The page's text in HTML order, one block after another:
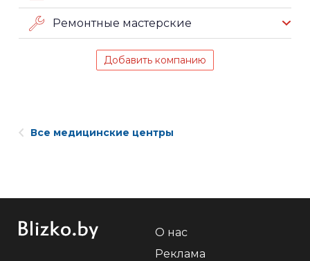
Ремонтные мастерские
Добавить компанию
Все медицинские центры
О нас
Реклама